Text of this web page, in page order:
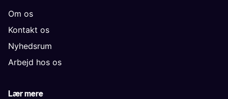
Om os
Kontakt os
Nyhedsrum
Arbejd hos os
Lær mere